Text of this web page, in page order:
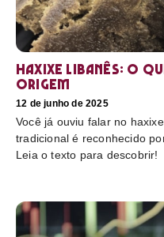
Haxixe libanês: O
origem
12 de junho de 2025
Você já ouviu falar no
tradicional é reconhecido
Leia o texto para